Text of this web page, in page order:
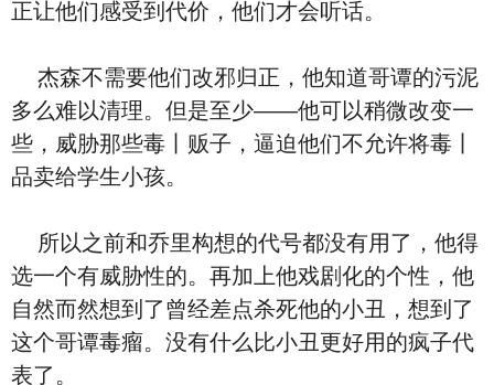
正让他们感受到代价，他们才会听话。
杰森不需要他们改邪归正，他知道哥谭的污泥
多么难以清理。但是至少——他可以稍微改变一
些，威胁那些毒丨贩子，逼迫他们不允许将毒丨
品卖给学生小孩。
所以之前和乔里构想的代号都没有用了，他得
选一个有威胁性的。再加上他戏剧化的个性，他
自然而然想到了曾经差点杀死他的小丑，想到了
这个哥谭毒瘤。没有什么比小丑更好用的疯子代
表了。